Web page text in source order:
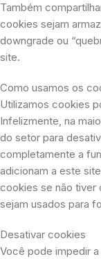
Também
cookies sejam
downgrade ou
site.
Como usamos os
Utilizamos cookies
Infelizmente, na
do setor para
completamente a
adicionam a este
cookies se não tiver
sejam usados ​​para
Desativar cookies
Você pode impedir